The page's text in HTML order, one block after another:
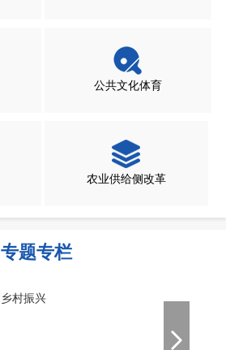
公共文化体育
农业供给侧改革
专题专栏